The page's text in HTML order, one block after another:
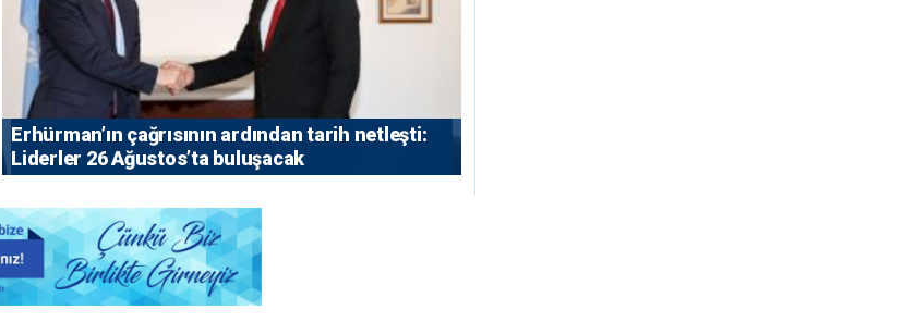
Erhürman’ın çağrısının ardından tarih netleşti:
Liderler 26 Ağustos’ta buluşacak